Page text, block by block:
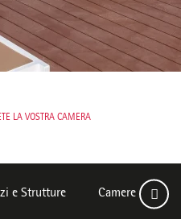
LA VOSTRA CAMERA
e Strutture Camere